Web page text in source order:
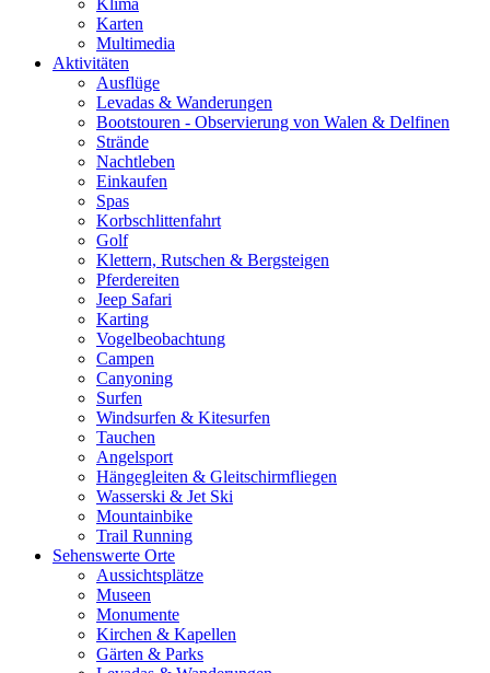
Karten
Multimedia
Aktivitäten
Ausflüge
Levadas & Wanderungen
Bootstouren - Observierung von Walen & Delfinen
Strände
Nachtleben
Einkaufen
Spas
Korbschlittenfahrt
Golf
Klettern, Rutschen & Bergsteigen
Pferdereiten
Jeep Safari
Karting
Vogelbeobachtung
Campen
Canyoning
Surfen
Windsurfen & Kitesurfen
Tauchen
Angelsport
Hängegleiten & Gleitschirmfliegen
Wasserski & Jet Ski
Mountainbike
Trail Running
Sehenswerte Orte
Aussichtsplätze
Museen
Monumente
Kirchen & Kapellen
Gärten & Parks